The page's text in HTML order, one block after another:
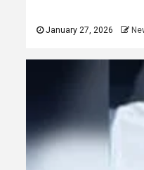
January 27, 2026